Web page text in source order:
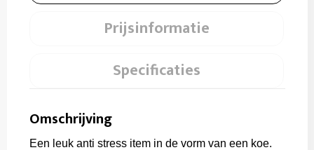
Prijsinformatie
Specificaties
Omschrijving
Een leuk anti stress item in de vorm van een koe.